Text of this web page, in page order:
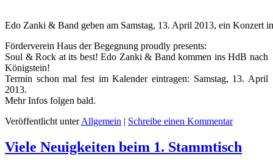
Edo Zanki & Band geben am Samstag, 13. April 2013, ein Konzert
Förderverein Haus der Begegnung proudly presents:
Soul & Rock at its best! Edo Zanki & Band kommen ins HdB nach
Königstein!
Termin schon mal fest im Kalender eintragen: Samstag, 13. April
2013.
Mehr Infos folgen bald.
Veröffentlicht unterAllgemein | Schreibe einen Kommentar
Viele Neuigkeiten beim 1. Stammtisch